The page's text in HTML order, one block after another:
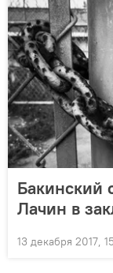
Бакинский
Лачин в
13 декабря 2017,